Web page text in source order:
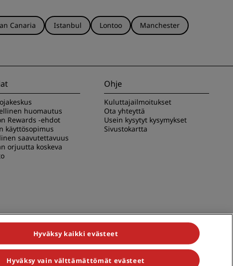
Canaria Istanbul Lontoo
Manchester
huomautus
Rewards -ehdot
käyttösopimus
saavutettavuus
orjuutta koskeva
Ohje
Kuluttajailmoitukset
Ota yhteyttä
Usein kysytyt kysymykset
Sivustokartta
Hyväksy kaikki evästeet
Hyväksy vain välttämättömät evästeet